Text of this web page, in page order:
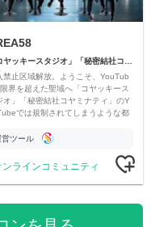
禁止区域解放。ようこそ、YouTub
界を超えた聖域へ「コヤッキース
オ」「秘密結社コヤミナティ」のY
では規制されてしまうような都
。
営ツール
ンラインコミュニティ